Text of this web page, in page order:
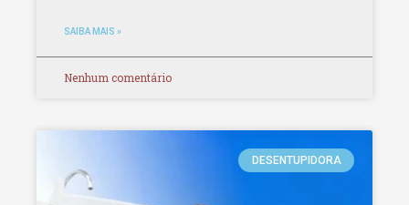
SAIBA MAIS »
Nenhum comentário
DESENTUPIDORA